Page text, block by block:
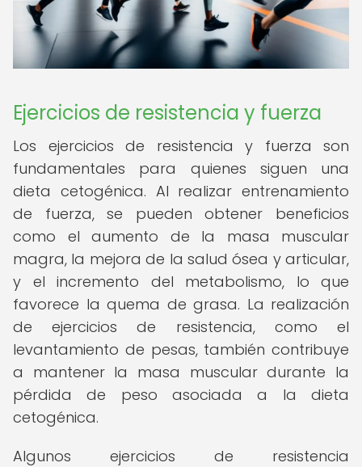
Ejercicios de resistencia y fuerza
Los ejercicios de resistencia y fuerza son
fundamentales para quienes siguen una
dieta cetogénica. Al realizar entrenamiento
de fuerza, se pueden obtener beneficios
como el aumento de la masa muscular
magra, la mejora de la salud ósea y articular,
y el incremento del metabolismo, lo que
favorece la quema de grasa. La realización
de ejercicios de resistencia, como el
levantamiento de pesas, también contribuye
a mantener la masa muscular durante la
pérdida de peso asociada a la dieta
cetogénica.
Algunos ejercicios de resistencia